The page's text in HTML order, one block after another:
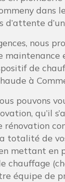
dans
d’attente
nous
maintenance
de
à
pouvons
qu’il
rénovation
totalité de
mettant en
chauffage
équipe de